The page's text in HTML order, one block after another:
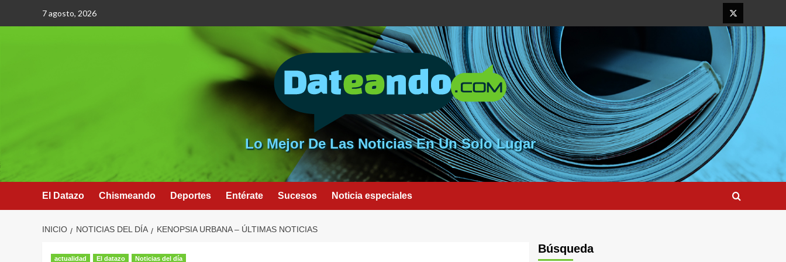
7 agosto, 2026
Elemento
del
menú
Lo Mejor De Las Noticias En Un Solo Lugar
El Datazo Chismeando Deportes Entérate Sucesos Noticia especiales
INICIO NOTICIAS DEL DÍA KENOPSIA URBANA – ÚLTIMAS NOTICIAS
actualidad El datazo Noticias del día
Búsqueda